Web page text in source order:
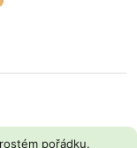
pořádku.